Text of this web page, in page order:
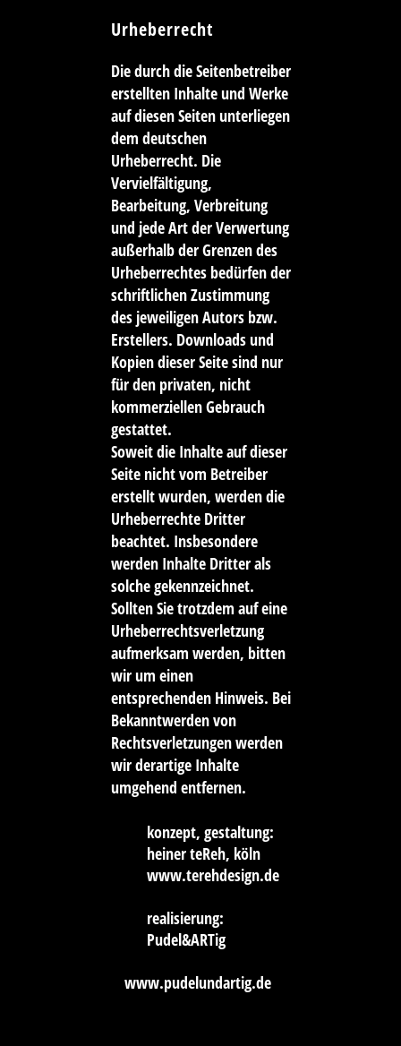
Urheberrecht
Die durch die Seitenbetreiber
erstellten Inhalte und Werke
auf diesen Seiten unterliegen
dem deutschen
Urheberrecht. Die
Vervielfältigung,
Bearbeitung, Verbreitung
und jede Art der Verwertung
außerhalb der Grenzen des
Urheberrechtes bedürfen der
schriftlichen Zustimmung
des jeweiligen Autors bzw.
Erstellers. Downloads und
Kopien dieser Seite sind nur
für den privaten, nicht
kommerziellen Gebrauch
gestattet.
Soweit die Inhalte auf dieser
Seite nicht vom Betreiber
erstellt wurden, werden die
Urheberrechte Dritter
beachtet. Insbesondere
werden Inhalte Dritter als
solche gekennzeichnet.
Sollten Sie trotzdem auf eine
Urheberrechtsverletzung
aufmerksam werden, bitten
wir um einen
entsprechenden Hinweis. Bei
Bekanntwerden von
Rechtsverletzungen werden
wir derartige Inhalte
umgehend entfernen.
konzept, gestaltung:
heiner teReh, köln
www.terehdesign.de
realisierung:
Pudel&ARTig
www.pudelundartig.de